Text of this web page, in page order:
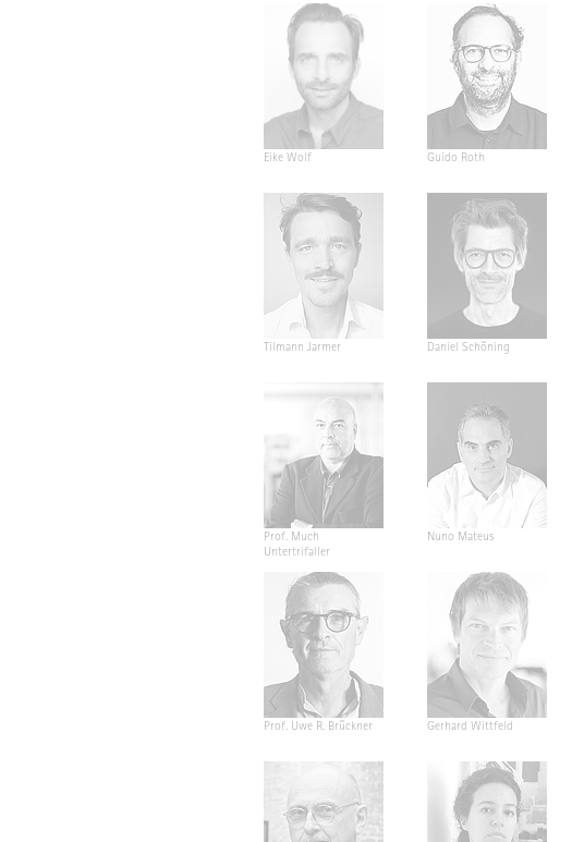
Eike Wolf Guido Roth
Tilmann Jarmer Daniel Schöning
Prof. Much
Untertrifaller
Nuno Mateus
Prof. Uwe R. Brückner Gerhard Wittfeld